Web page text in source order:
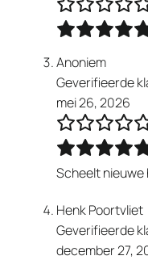
Anoniem
Geverifieerde
mei 26, 2026
Scheelt
Henk Poortvliet
Geverifieerde
december 27,